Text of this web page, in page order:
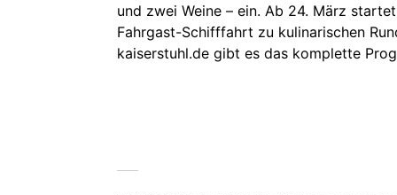
und zwei Weine – ein. Ab 24. März
Fahrgast-Schifffahrt zu kulinarischen
kaiserstuhl.de gibt es das komplette